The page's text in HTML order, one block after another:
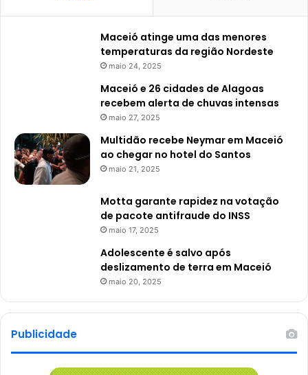
Maceió atinge uma das menores
temperaturas da região Nordeste
maio 24, 2025
Maceió e 26 cidades de Alagoas
recebem alerta de chuvas intensas
maio 27, 2025
Multidão recebe Neymar em Maceió
ao chegar no hotel do Santos
maio 21, 2025
Motta garante rapidez na votação
de pacote antifraude do INSS
maio 17, 2025
Adolescente é salvo após
deslizamento de terra em Maceió
maio 20, 2025
Publicidade